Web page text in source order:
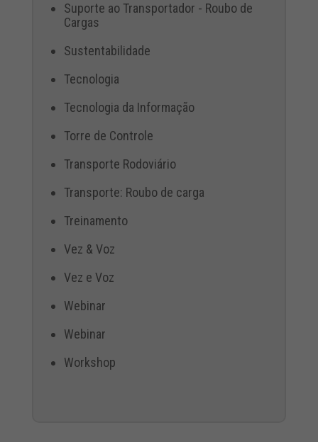
Suporte ao Transportador - Roubo de
Cargas
Sustentabilidade
Tecnologia
Tecnologia da Informação
Torre de Controle
Transporte Rodoviário
Transporte: Roubo de carga
Treinamento
Vez & Voz
Vez e Voz
Webinar
Webinar
Workshop